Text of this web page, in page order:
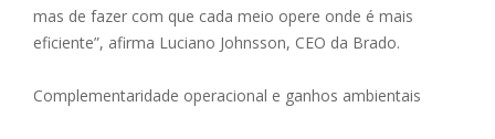
mas de fazer com que cada meio opere onde é mais
eficiente”, afirma Luciano Johnsson, CEO da Brado.
Complementaridade operacional e ganhos ambientais